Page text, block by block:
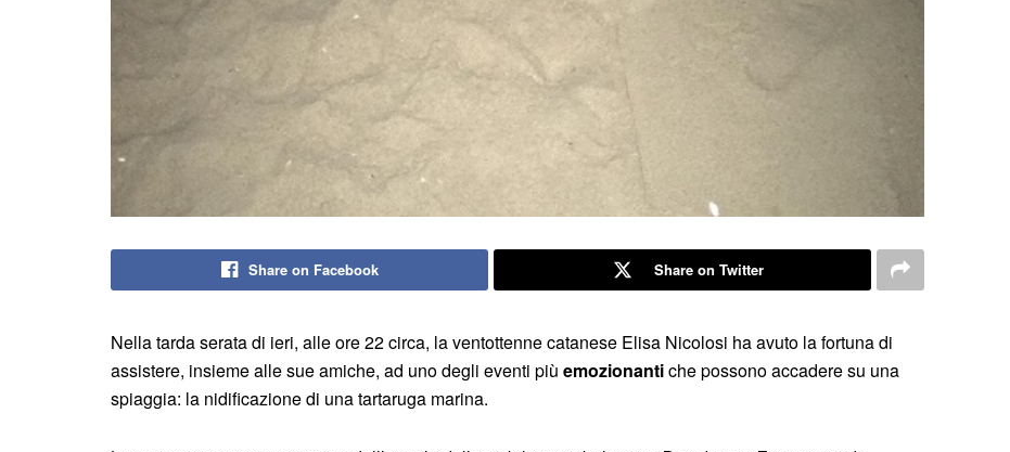
Share on Facebook Share on Twitter
Nella tarda serata di ieri, alle ore 22 circa, la ventottenne catanese Elisa Nicolosi ha avuto la fortuna di
assistere, insieme alle sue amiche, ad uno degli eventi più emozionantiche possono accadere su una
spiaggia: la nidificazione di una tartaruga marina.